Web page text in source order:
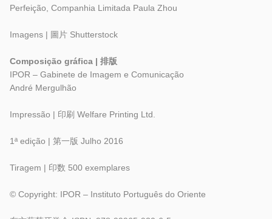
Perfeição, Companhia Limitada Paula Zhou
Imagens | 圖片 Shutterstock
Composição gráfica | 排版
IPOR – Gabinete de Imagem e Comunicação
André Mergulhão
Impressão | 印刷 Welfare Printing Ltd.
1ª edição | 第一版 Julho 2016
Tiragem | 印数 500 exemplares
© Copyright: IPOR – Instituto Português do Oriente